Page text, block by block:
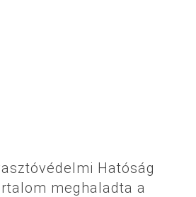
Hatóság
meghaladta a